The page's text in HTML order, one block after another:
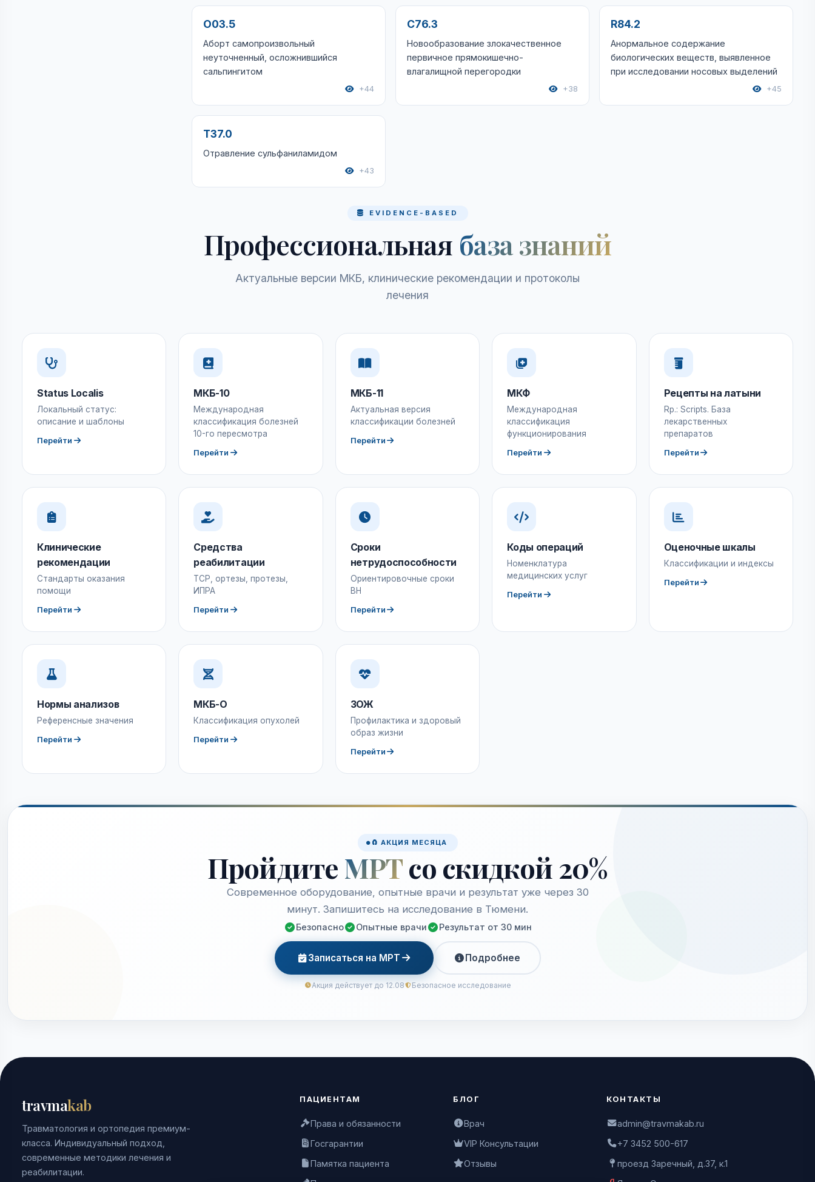
O03.5
Аборт самопроизвольный
неуточненный, осложнившийся
сальпингитом
+44
C76.3
Новообразование злокачественное
первичное прямокишечно-
влагалищной перегородки
+38
R84.2
Анормальное содержание
биологических веществ, выявленное
при исследовании носовых выделений
+45
T37.0
Отравление сульфаниламидом
+43
EVIDENCE-BASED
Профессиональная база знаний
Актуальные версии МКБ, клинические рекомендации и протоколы
лечения
Status Localis
Локальный статус:
описание и шаблоны
Перейти
МКБ-10
Международная
классификация болезней
10-го пересмотра
Перейти
МКБ-11
Актуальная версия
классификации болезней
Перейти
МКФ
Международная
классификация
функционирования
Перейти
Рецепты на латыни
Rp.: Scripts. База
лекарственных
препаратов
Перейти
Клинические
рекомендации
Стандарты оказания
помощи
Перейти
Средства
реабилитации
ТСР, ортезы, протезы,
ИПРА
Перейти
Сроки
нетрудоспособности
Ориентировочные сроки
ВН
Перейти
Коды операций
Номенклатура
медицинских услуг
Перейти
Оценочные шкалы
Классификации и индексы
Перейти
Нормы анализов
Референсные значения
Перейти
МКБ-О
Классификация опухолей
Перейти
ЗОЖ
Профилактика и здоровый
образ жизни
Перейти
🧲 АКЦИЯ МЕСЯЦА
Пройдите МРТсо скидкой 20%
Современное оборудование, опытные врачи и результат уже через 30
минут. Запишитесь на исследование в Тюмени.
Безопасно Опытные врачи Результат от 30 мин
Записаться на МРТ Подробнее
Акция действует до 12.08 Безопасное исследование
travmakab
Травматология и ортопедия премиум-
класса. Индивидуальный подход,
современные методики лечения и
реабилитации.
ПАЦИЕНТАМ
Права и обязанности
Госгарантии
Памятка пациента
БЛОГ
Врач
VIP Консультации
Отзывы
КОНТАКТЫ
admin@travmakab.ru
+7 3452 500-617
проезд Заречный, д.37, к.1